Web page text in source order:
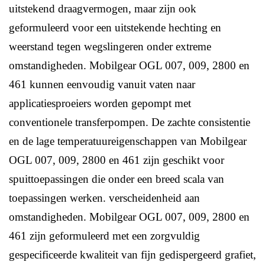
uitstekend draagvermogen, maar zijn ook
geformuleerd voor een uitstekende hechting en
weerstand tegen wegslingeren onder extreme
omstandigheden. Mobilgear OGL 007, 009, 2800 en
461 kunnen eenvoudig vanuit vaten naar
applicatiesproeiers worden gepompt met
conventionele transferpompen. De zachte consistentie
en de lage temperatuureigenschappen van Mobilgear
OGL 007, 009, 2800 en 461 zijn geschikt voor
spuittoepassingen die onder een breed scala van
toepassingen werken. verscheidenheid aan
omstandigheden. Mobilgear OGL 007, 009, 2800 en
461 zijn geformuleerd met een zorgvuldig
gespecificeerde kwaliteit van fijn gedispergeerd grafiet,